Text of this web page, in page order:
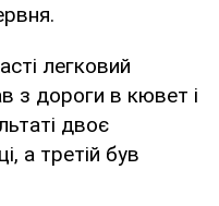
легковий
з дороги в кювет і
двоє
а третій був